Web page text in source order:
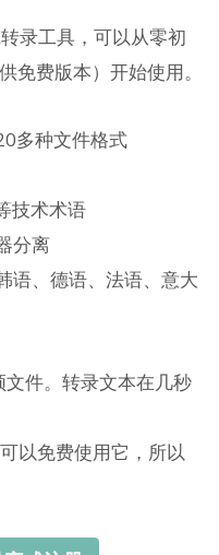
录工具，可以从零初
免费版本）开始使用。
多种文件格式
技术术语
分离
语、德语、法语、意大
件。转录文本在几秒
以免费使用它，所以